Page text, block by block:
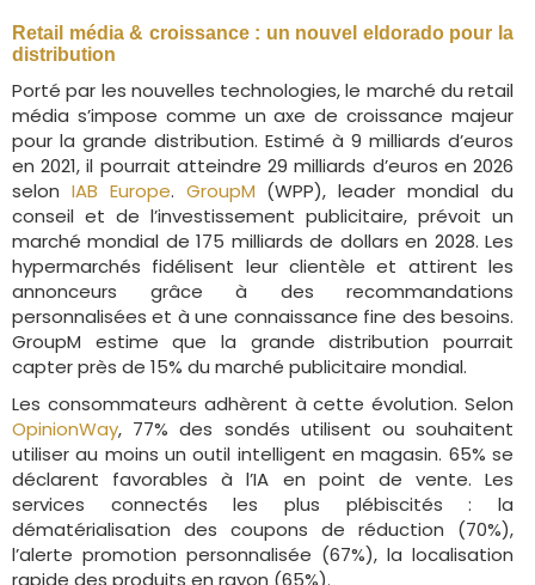
Retail média & croissance : un nouvel eldorado pour la
distribution
Porté par les nouvelles technologies, le marché du retail
média s’impose comme un axe de croissance majeur
pour la grande distribution. Estimé à 9 milliards d’euros
en 2021, il pourrait atteindre 29 milliards d’euros en 2026
selon IAB Europe. GroupM (WPP), leader mondial du
conseil et de l’investissement publicitaire, prévoit un
marché mondial de 175 milliards de dollars en 2028. Les
hypermarchés fidélisent leur clientèle et attirent les
annonceurs grâce à des recommandations
personnalisées et à une connaissance fine des besoins.
GroupM estime que la grande distribution pourrait
capter près de 15% du marché publicitaire mondial.
Les consommateurs adhèrent à cette évolution. Selon
OpinionWay, 77% des sondés utilisent ou souhaitent
utiliser au moins un outil intelligent en magasin. 65% se
déclarent favorables à l’IA en point de vente. Les
services connectés les plus plébiscités : la
dématérialisation des coupons de réduction (70%),
l’alerte promotion personnalisée (67%), la localisation
rapide des produits en rayon (65%).